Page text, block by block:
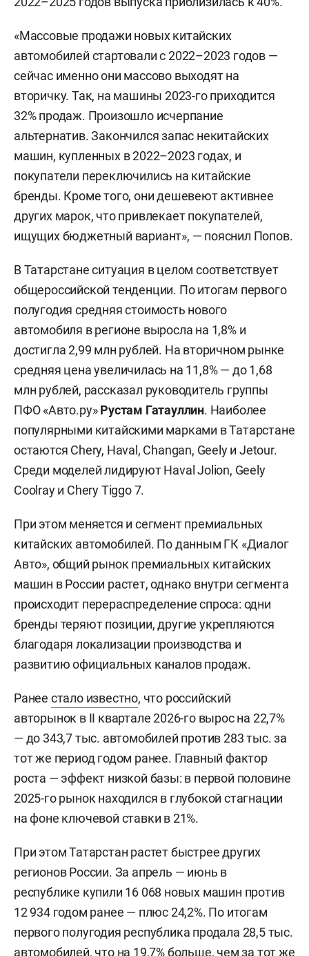
«Массовые продажи новых китайских
автомобилей стартовали с 2022–2023 годов —
сейчас именно они массово выходят на
вторичку. Так, на машины 2023-го приходится
32% продаж. Произошло исчерпание
альтернатив. Закончился запас некитайских
машин, купленных в 2022–2023 годах, и
покупатели переключились на китайские
бренды. Кроме того, они дешевеют активнее
других марок, что привлекает покупателей,
ищущих бюджетный вариант», — пояснил Попов.
В Татарстане ситуация в целом соответствует
общероссийской тенденции. По итогам первого
полугодия средняя стоимость нового
автомобиля в регионе выросла на 1,8% и
достигла 2,99 млн рублей. На вторичном рынке
средняя цена увеличилась на 11,8% — до 1,68
млн рублей, рассказал руководитель группы
ПФО «Авто.ру»Рустам Гатауллин. Наиболее
популярными китайскими марками в Татарстане
остаются Chery, Haval, Changan, Geely и Jetour.
Среди моделей лидируют Haval Jolion, Geely
Coolray и Chery Tiggo 7.
При этом меняется и сегмент премиальных
китайских автомобилей. По данным ГК «Диалог
Авто», общий рынок премиальных китайских
машин в России растет, однако внутри сегмента
происходит перераспределение спроса: одни
бренды теряют позиции, другие укрепляются
благодаря локализации производства и
развитию официальных каналов продаж.
Ранее стало известно, что российский
авторынок в II квартале 2026-го вырос на 22,7%
— до 343,7 тыс. автомобилей против 283 тыс. за
тот же период годом ранее. Главный фактор
роста — эффект низкой базы: в первой половине
2025-го рынок находился в глубокой стагнации
на фоне ключевой ставки в 21%.
При этом Татарстан растет быстрее других
регионов России. За апрель — июнь в
республике купили 16 068 новых машин против
12 934 годом ранее — плюс 24,2%. По итогам
первого полугодия республика продала 28,5 тыс.
автомобилей, что на 19,7% больше, чем за тот же